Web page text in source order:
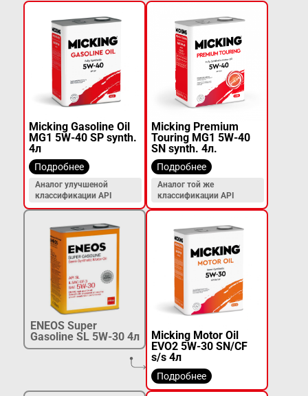
Micking Gasoline Oil
MG1 5W-40 SP synth.
4л
Подробнее
Аналог улучшеной
классификации API
Micking Premium
Touring MG1 5W-40
SN synth. 4л.
Подробнее
Аналог той же
классификации API
ENEOS Super
Gasoline SL 5W-30 4л
Micking Motor Oil
EVO2 5W-30 SN/CF
s/s 4л
Подробнее